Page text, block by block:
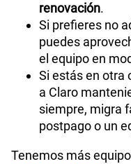
renovación.
Si prefieres no
puedes
el equipo en
Si estás en otra
a Claro
siempre, migra
postpago o un
Tenemos más